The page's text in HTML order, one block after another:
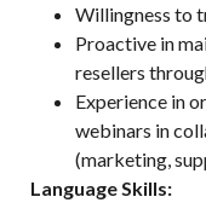
Willingness to
Proactive in
resellers
Experience in
webinars in
(marketing,
Language Skills: